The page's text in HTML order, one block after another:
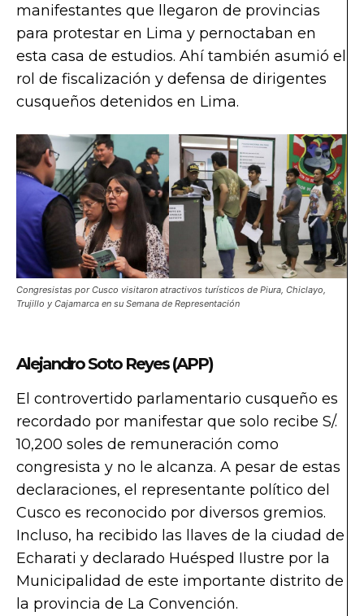
manifestantes que llegaron de provincias
para protestar en Lima y pernoctaban en
esta casa de estudios. Ahí también asumió el
rol de fiscalización y defensa de dirigentes
cusqueños detenidos en Lima.
Congresistas por Cusco visitaron atractivos turísticos de Piura, Chiclayo,
Trujillo y Cajamarca en su Semana de Representación
Alejandro Soto Reyes (APP)
El controvertido parlamentario cusqueño es
recordado por manifestar que solo recibe S/.
10,200 soles de remuneración como
congresista y no le alcanza. A pesar de estas
declaraciones, el representante político del
Cusco es reconocido por diversos gremios.
Incluso, ha recibido las llaves de la ciudad de
Echarati y declarado Huésped Ilustre por la
Municipalidad de este importante distrito de
la provincia de La Convención.